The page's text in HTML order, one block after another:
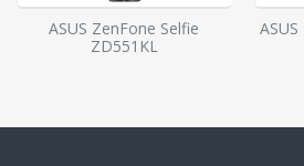
ASUS ZenFone Selfie
ZD551KL